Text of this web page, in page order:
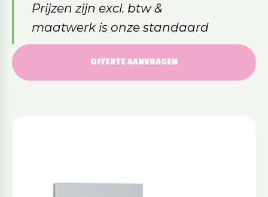
Prijzen zijn excl. btw &
maatwerk is onze standaard
OFFERTE AANVRAGEN